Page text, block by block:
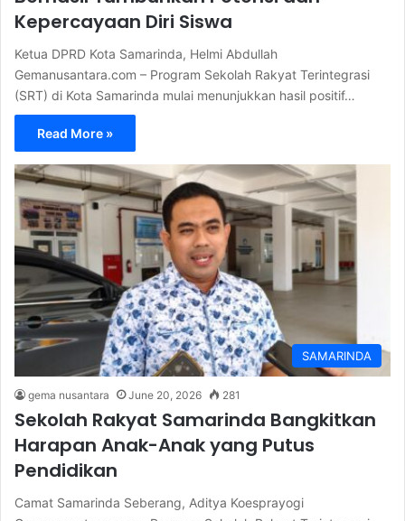
Kepercayaan Diri Siswa
Ketua DPRD Kota Samarinda, Helmi Abdullah
Gemanusantara.com – Program Sekolah Rakyat Terintegrasi
(SRT) di Kota Samarinda mulai menunjukkan hasil positif…
Read More »
SAMARINDA
gema nusantara June 20, 2026 281
Sekolah Rakyat Samarinda Bangkitkan
Harapan Anak-Anak yang Putus
Pendidikan
Camat Samarinda Seberang, Aditya Koesprayogi